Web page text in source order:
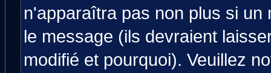
n'apparaîtra pas non plus si
le message (ils devraient
modifié et pourquoi). Veuillez